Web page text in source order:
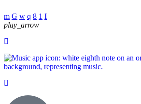
play_arrow